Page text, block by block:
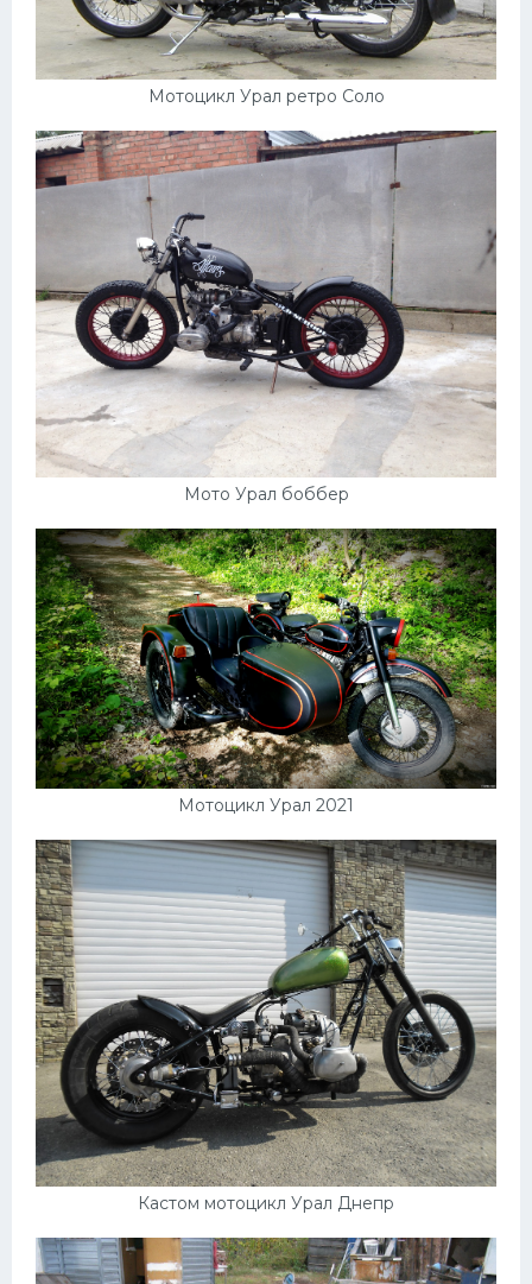
Мотоцикл Урал ретро Соло
Мото Урал боббер
Мотоцикл Урал 2021
Кастом мотоцикл Урал Днепр
Ява
Эмблемы